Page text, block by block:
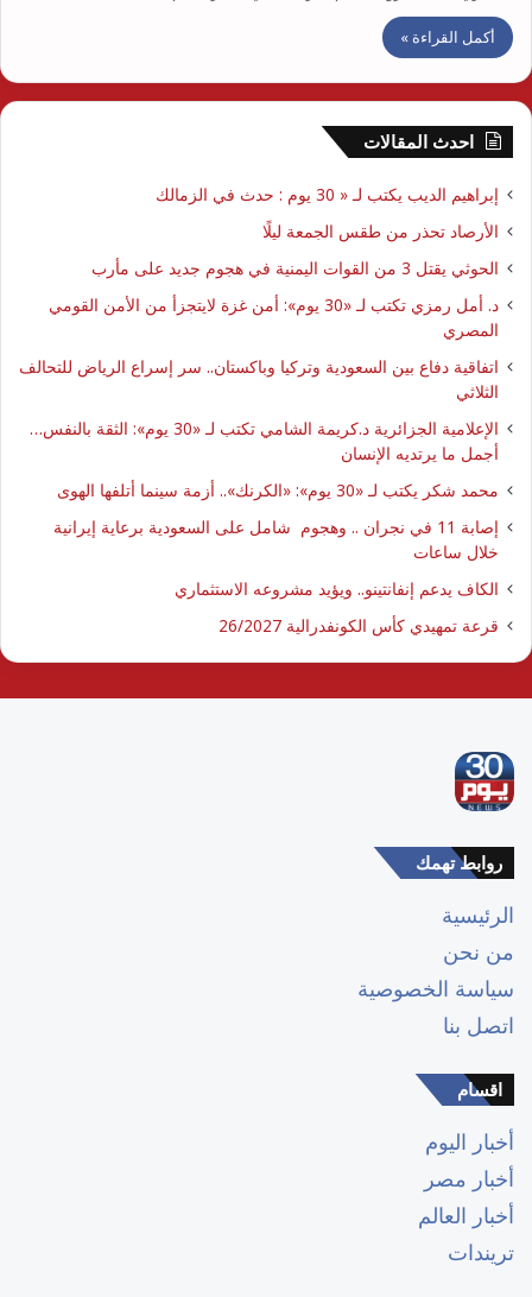
أكمل القراءة »
احدث المقالات
إبراهيم الديب يكتب لـ « 30 يوم : حدث في الزمالك
الأرصاد تحذر من طقس الجمعة ليلًا
الحوثي يقتل 3 من القوات اليمنية في هجوم جديد على مأرب
د. أمل رمزي تكتب لـ «30 يوم»: أمن غزة لايتجزأ من الأمن القومي
المصري
اتفاقية دفاع بين السعودية وتركيا وباكستان.. سر إسراع الرياض للتحالف
الثلاثي
الإعلامية الجزائرية د.كريمة الشامي تكتب لـ «30 يوم»: الثقة بالنفس…
أجمل ما يرتديه الإنسان
محمد شكر يكتب لـ «30 يوم»: «الكرنك».. أزمة سينما أتلفها الهوى
إصابة 11 في نجران .. وهجوم شامل على السعودية برعاية إيرانية
خلال ساعات
الكاف يدعم إنفانتينو.. ويؤيد مشروعه الاستثماري
قرعة تمهيدي كأس الكونفدرالية 26/2027
روابط تهمك
الرئيسية
من نحن
سياسة الخصوصية
اتصل بنا
اقسام
أخبار اليوم
أخبار مصر
أخبار العالم
تريندات